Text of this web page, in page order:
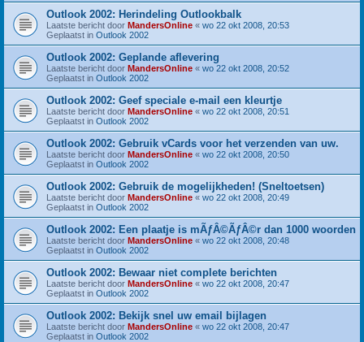
Outlook 2002: Herindeling Outlookbalk
Laatste bericht door MandersOnline « wo 22 okt 2008, 20:53
Geplaatst in Outlook 2002
Outlook 2002: Geplande aflevering
Laatste bericht door MandersOnline « wo 22 okt 2008, 20:52
Geplaatst in Outlook 2002
Outlook 2002: Geef speciale e-mail een kleurtje
Laatste bericht door MandersOnline « wo 22 okt 2008, 20:51
Geplaatst in Outlook 2002
Outlook 2002: Gebruik vCards voor het verzenden van uw.
Laatste bericht door MandersOnline « wo 22 okt 2008, 20:50
Geplaatst in Outlook 2002
Outlook 2002: Gebruik de mogelijkheden! (Sneltoetsen)
Laatste bericht door MandersOnline « wo 22 okt 2008, 20:49
Geplaatst in Outlook 2002
Outlook 2002: Een plaatje is mÃƒÂ©ÃƒÂ©r dan 1000 woorden
Laatste bericht door MandersOnline « wo 22 okt 2008, 20:48
Geplaatst in Outlook 2002
Outlook 2002: Bewaar niet complete berichten
Laatste bericht door MandersOnline « wo 22 okt 2008, 20:47
Geplaatst in Outlook 2002
Outlook 2002: Bekijk snel uw email bijlagen
Laatste bericht door MandersOnline « wo 22 okt 2008, 20:47
Geplaatst in Outlook 2002